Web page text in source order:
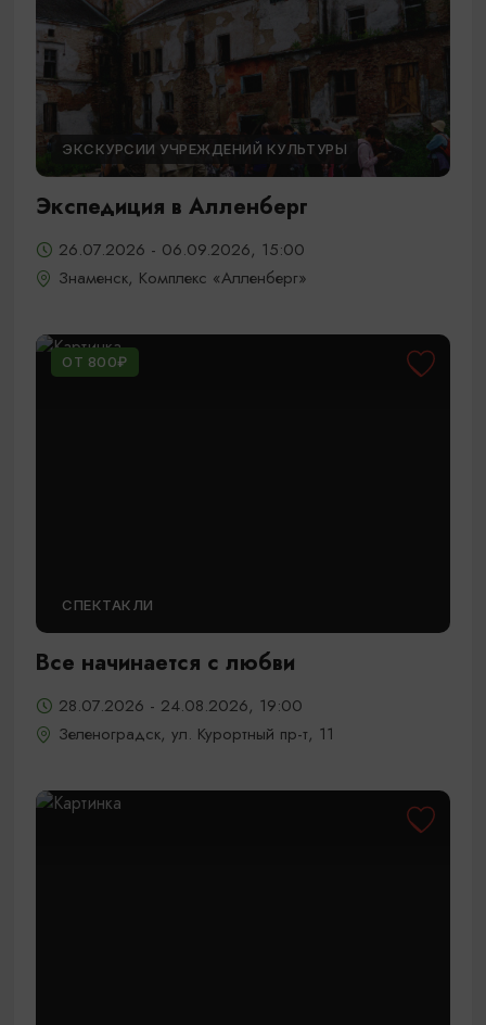
ЭКСКУРСИИ УЧРЕЖДЕНИЙ КУЛЬТУРЫ
Экспедиция в Алленберг
26.07.2026 - 06.09.2026, 15:00
Знаменск, Комплекс «Алленберг»
ОТ 800₽
СПЕКТАКЛИ
Все начинается с любви
28.07.2026 - 24.08.2026, 19:00
Зеленоградск, ул. Курортный пр-т, 11